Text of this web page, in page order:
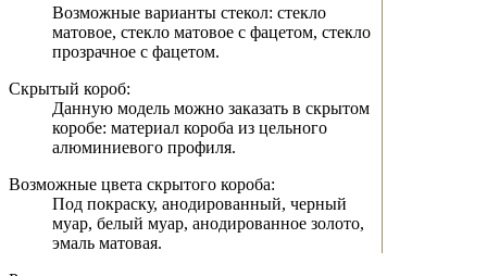
Возможные варианты стекол: стекло
матовое, стекло матовое с фацетом, стекло
прозрачное с фацетом.
Скрытый короб:
Данную модель можно заказать в скрытом
коробе: материал короба из цельного
алюминиевого профиля.
Возможные цвета скрытого короба:
Под покраску, анодированный, черный
муар, белый муар, анодированное золото,
эмаль матовая.